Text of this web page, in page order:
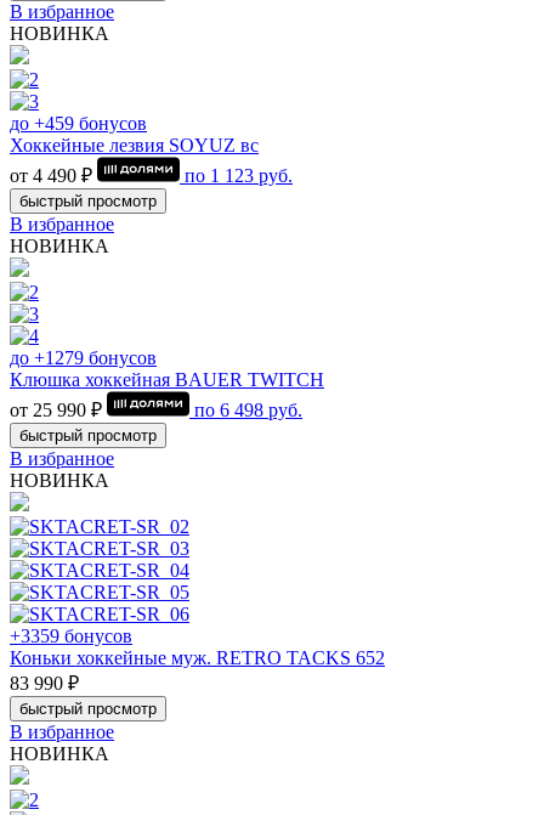
В избранное
НОВИНКА
до +459 бонусов
Хоккейные лезвия SOYUZ вс
от 4 490 ₽
по 1 123 руб.
быстрый просмотр
В избранное
НОВИНКА
до +1279 бонусов
Клюшка хоккейная BAUER TWITCH
от 25 990 ₽
по 6 498 руб.
быстрый просмотр
В избранное
НОВИНКА
+3359 бонусов
Коньки хоккейные муж. RETRO TACKS 652
83 990 ₽
быстрый просмотр
В избранное
НОВИНКА